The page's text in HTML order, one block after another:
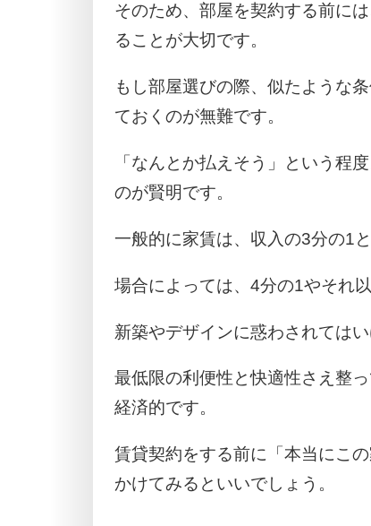
そのため、部屋を契約する前に
ることが大切です。
もし部屋選びの際、似たような
ておくのが無難です。
「なんとか払えそう」という程
のが賢明です。
一般的に家賃は、収入の3分の1
場合によっては、4分の1やそれ
新築やデザインに惑わされてはい
最低限の利便性と快適性さえ整
経済的です。
賃貸契約をする前に「本当にこ
かけてみるといいでしょう。